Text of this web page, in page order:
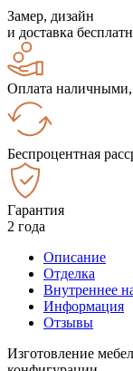
Замер, дизайн
и доставка
Оплата наличными,
Беспроцентная
Гарантия
2 года
Описание
Отделка
Внутреннее
Информация
Отзывы
Изготовление